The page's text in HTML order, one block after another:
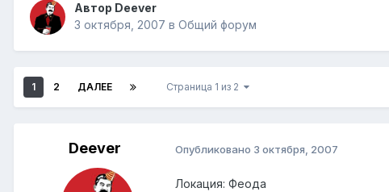
Автор Deever
3 октября, 2007 в Общий форум
1 2 ДАЛЕЕ Страница 1 из 2
Deever Опубликовано 3 октября, 2007
Локация: Феода